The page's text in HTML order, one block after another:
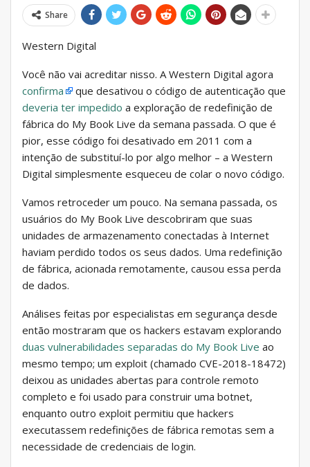
Share
Western Digital
Você não vai acreditar nisso. A Western Digital agora
confirma
que desativou o código de autenticação que
deveria ter impedido a exploração de redefinição de
fábrica do My Book Live da semana passada. O que é
pior, esse código foi desativado em 2011 com a
intenção de substituí-lo por algo melhor – a Western
Digital simplesmente esqueceu de colar o novo código.
Vamos retroceder um pouco. Na semana passada, os
usuários do My Book Live descobriram que suas
unidades de armazenamento conectadas à Internet
haviam perdido todos os seus dados. Uma redefinição
de fábrica, acionada remotamente, causou essa perda
de dados.
Análises feitas por especialistas em segurança desde
então mostraram que os hackers estavam explorando
duas vulnerabilidades separadas do My Book Live ao
mesmo tempo; um exploit (chamado CVE-2018-18472)
deixou as unidades abertas para controle remoto
completo e foi usado para construir uma botnet,
enquanto outro exploit permitiu que hackers
executassem redefinições de fábrica remotas sem a
necessidade de credenciais de login.